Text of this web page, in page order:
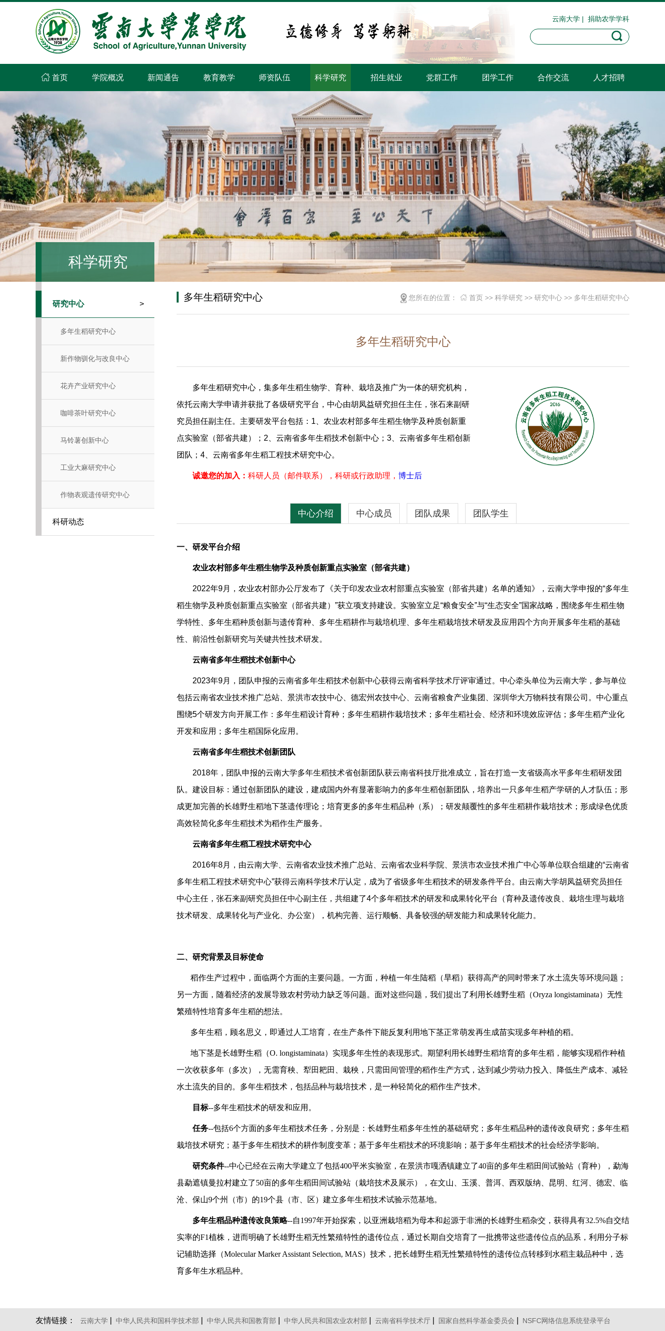
云南大学 | 捐助农学学科
首页 学院概况 新闻通告 教育教学 师资队伍 科学研究 招生就业 党群工作 团学工作 合作交流 人才招聘
科学研究
研究中心 >
多年生稻研究中心
新作物驯化与改良中心
花卉产业研究中心
咖啡茶叶研究中心
马铃薯创新中心
工业大麻研究中心
作物表观遗传研究中心
科研动态
您所在的位置： 首页 >> 科学研究 >> 研究中心 >> 多年生稻研究中心
多年生稻研究中心
多年生稻研究中心
多年生稻研究中心，集多年生稻生物学、育种、栽培及推广为一体的研究机构，
依托云南大学申请并获批了各级研究平台，中心由胡凤益研究担任主任，张石来副研
究员担任副主任。主要研发平台包括： 1 、农业农村部多年生稻生物学及种质创新重
点实验室（部省共建）； 2 、云南省多年生稻技术创新中心； 3 、云南省多年生稻创新
团队； 4 、云南省多年生稻工程技术研究中心。
诚邀您的加入： 科研人员（邮件联系），科研或行政助理， 博士后
中心介绍 中心成员 团队成果 团队学生
一、研发平台介绍
农业农村部多年生稻生物学及种质创新重点实验室（部省共建）
2022年9月，农业农村部办公厅发布了《关于印发农业农村部重点实验室（部省共建）名单的通知》，云南大学申报的“多年生
稻生物学及种质创新重点实验室（部省共建）”获立项支持建设。实验室立足“粮食安全”与“生态安全”国家战略，围绕多年生稻生物
学特性、多年生稻种质创新与遗传育种、多年生稻耕作与栽培机理、多年生稻栽培技术研发及应用四个方向开展多年生稻的基础
性、前沿性创新研究与关键共性技术研发。
云南省多年生稻技术创新中心
2023年9月，团队申报的云南省多年生稻技术创新中心获得云南省科学技术厅评审通过。中心牵头单位为云南大学，参与单位
包括云南省农业技术推广总站、景洪市农技中心、德宏州农技中心、云南省粮食产业集团、深圳华大万物科技有限公司。中心重点
围绕5个研发方向开展工作：多年生稻设计育种；多年生稻耕作栽培技术；多年生稻社会、经济和环境效应评估；多年生稻产业化
开发和应用；多年生稻国际化应用。
云南省多年生稻技术创新团队
2018年，团队申报的云南大学多年生稻技术省创新团队获云南省科技厅批准成立，旨在打造一支省级高水平多年生稻研发团
队。建设目标：通过创新团队的建设，建成国内外有显著影响力的多年生稻创新团队，培养出一只多年生稻产学研的人才队伍；形
成更加完善的长雄野生稻地下茎遗传理论；培育更多的多年生稻品种（系）；研发颠覆性的多年生稻耕作栽培技术；形成绿色优质
高效轻简化多年生稻技术为稻作生产服务。
云南省多年生稻工程技术研究中心
2016年8月，由云南大学、云南省农业技术推广总站、云南省农业科学院、景洪市农业技术推广中心等单位联合组建的“云南省
多年生稻工程技术研究中心”获得云南科学技术厅认定，成为了省级多年生稻技术的研发条件平台。由云南大学胡凤益研究员担任
中心主任，张石来副研究员担任中心副主任，共组建了4个多年稻技术的研发和成果转化平台（育种及遗传改良、栽培生理与栽培
技术研发、成果转化与产业化、办公室），机构完善、运行顺畅、具备较强的研发能力和成果转化能力。
二、研究背景及目标使命
稻作生产过程中，面临两个方面的主要问题。一方面，种植一年生陆稻（旱稻）获得高产的同时带来了水土流失等环境问题；
另一方面，随着经济的发展导致农村劳动力缺乏等问题。面对这些问题，我们提出了利用长雄野生稻（Oryza longistaminata）无性
繁殖特性培育多年生稻的想法。
多年生稻，顾名思义，即通过人工培育，在生产条件下能反复利用地下茎正常萌发再生成苗实现多年种植的稻。
地下茎是长雄野生稻（O. longistaminata）实现多年生性的表现形式。期望利用长雄野生稻培育的多年生稻，能够实现稻作种植
一次收获多年（多次），无需育秧、犁田耙田、栽秧，只需田间管理的稻作生产方式，达到减少劳动力投入、降低生产成本、减轻
水土流失的目的。多年生稻技术，包括品种与栽培技术，是一种轻简化的稻作生产技术。
目标--多年生稻技术的研发和应用。
任务--包括6个方面的多年生稻技术任务，分别是：长雄野生稻多年生性的基础研究；多年生稻品种的遗传改良研究；多年生稻
栽培技术研究；基于多年生稻技术的耕作制度变革；基于多年生稻技术的环境影响；基于多年生稻技术的社会经济学影响。
研究条件--中心已经在云南大学建立了包括400平米实验室，在景洪市嘎洒镇建立了40亩的多年生稻田间试验站（育种），勐海
县勐遮镇曼拉村建立了50亩的多年生稻田间试验站（栽培技术及展示），在文山、玉溪、普洱、西双版纳、昆明、红河、德宏、临
沧、保山9个州（市）的19个县（市、区）建立多年生稻技术试验示范基地。
多年生稻品种遗传改良策略--自1997年开始探索，以亚洲栽培稻为母本和起源于非洲的长雄野生稻杂交，获得具有32.5%自交结
实率的F1植株，进而明确了长雄野生稻无性繁殖特性的遗传位点，通过长期自交培育了一批携带这些遗传位点的品系，利用分子标
记辅助选择（Molecular Marker Assistant Selection, MAS）技术，把长雄野生稻无性繁殖特性的遗传位点转移到水稻主栽品种中，选
育多年生水稻品种。
李争 秦世雯 邵林 张静 张石来
1.团队先后在PNAS
论和应用的原创性研究成果，入选science2022年度十大科学突破（近年来中国唯一入选的研究成果）。
2.培育了PR23、PR24、PR25、PR101、PR107等多年生稻品种，其中 多年生稻23（PR23）于2018年通过了云南省农作物
品种审定委员会审定，获得了审定证书（滇审稻2018033），是全球第一个获得审定的多年生稻品种，在多年生作物育种上具有里
程碑意义。2020年，云大25（PR25）和 云大107（PR107）也通过了云南省农作物品种审定委员会审定（滇审稻2020041、滇审
稻2020042）。2022年，“多年生稻23”品种入选农业农村部水稻生产主导品种清单 。
3.利用长雄野生稻无性繁殖特性培育多年生稻
了一套多年生稻分子标记辅助选择育种（ MAS）技术，已经在多年生稻品种改良中得到快速应用。2021年，多年生稻配套栽培技
术一种多年生稻的栽培方法获国家发明专利授权
4.多年生稻技术入选联合国粮农组织2018“国际农业技术创新技术”， http://www.fao.org/agroecology/database/detail/en/c/1142613/，
并连续3年入选云南省农业农村厅十大秋粮主推技术。
5.多年生稻技术已经在全国南方的浙江、江西、河南、湖北、湖南、福建、广东、广西、贵州、云南等
工作。根据2017-2018年的试验结果，在浙江、江西、湖北、福建、广东、广西、贵州等省可进一步推广应用。
6.到2022 年止，多年生稻技术已经在贵州、广西、云南累计试验示范面积超20万亩，具有良好的社会、经济和生态效益，深受
种植户的喜爱。
7.自2018年起，多年生稻技术已经在老挝、缅甸、柬埔寨、越南、泰国、孟加拉等南亚东南亚国家及科特迪瓦（非洲稻作中
心）、乌干达等非洲国家开始试验工作，在一带一路沿线国家（
2023年1月更新
多年生稻相关视频（持续更新）
在校生
李凌宏、王坤、敖若寅……
已毕业学生
云南大学 中华人民共和国科学技术部 中华人民共和国教育部 中华人民共和国农业农村部 云南省科学技术厅 国家自然科学基金委员会 NSFC网络信息系统登录平台
友情链接：